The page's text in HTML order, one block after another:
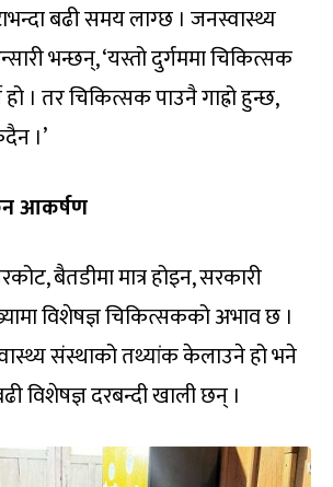
बढी समय लाग्छ । जनस्वास्थ्य
भन्छन्, ‘यस्तो दुर्गममा चिकित्सक
। तर चिकित्सक पाउनै गाह्रो हुन्छ,
।’
आकर्षण
बैतडीमा मात्र होइन, सरकारी
विशेषज्ञ चिकित्सकको अभाव छ ।
संस्थाको तथ्यांक केलाउने हो भने
विशेषज्ञ दरबन्दी खाली छन् ।